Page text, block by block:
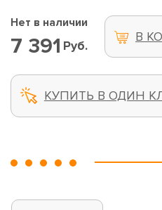
Нет в наличии
7 391 Руб.
В
КУПИТЬ В ОДИН